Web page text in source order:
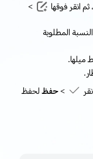
انقر فوقها
>
المطلوبة
ميلها.
> حفظلحفظ